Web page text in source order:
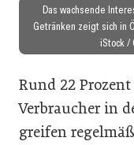
Das wachsende
Getränken zeigt sich in
iStock /
Rund 22
Verbraucher in
greifen